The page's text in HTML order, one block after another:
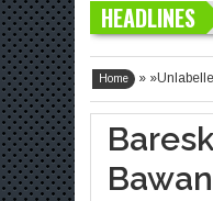
HEADLINES
Home »